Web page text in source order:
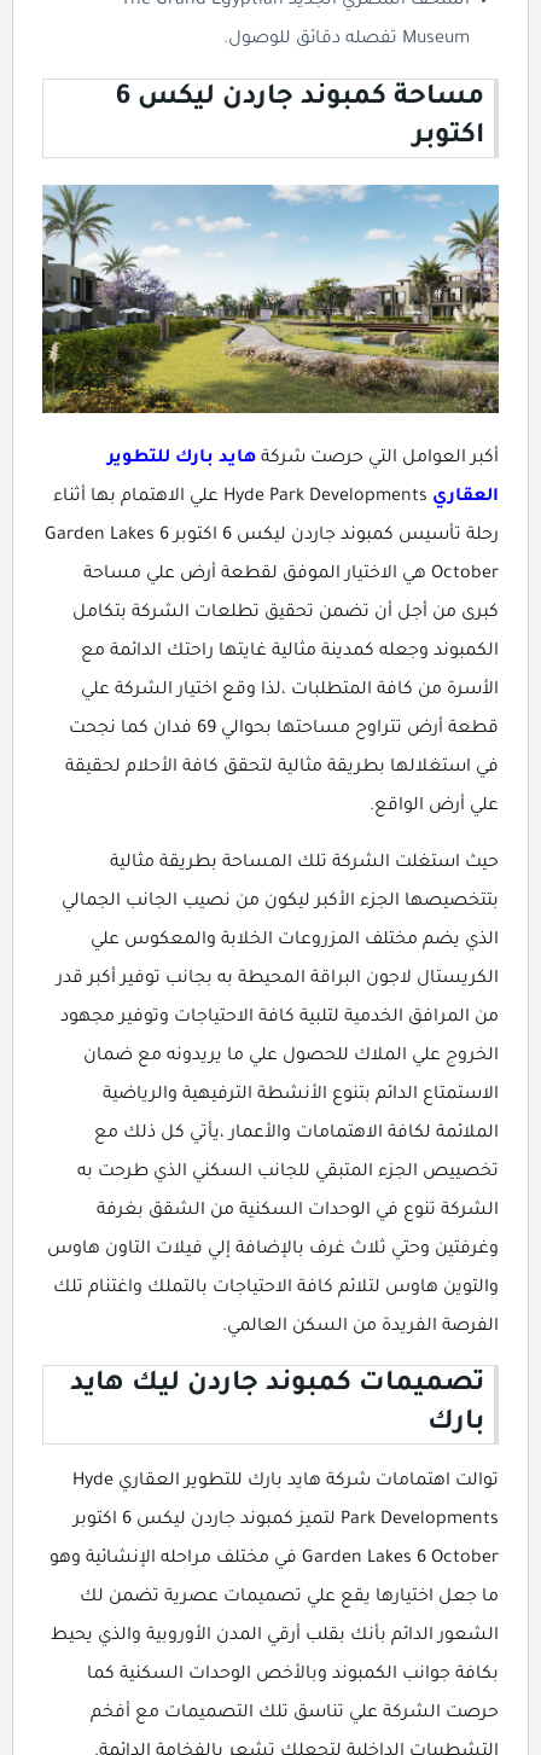
Museum تفصله دقائق للوصول.
مساحة كمبوند جاردن ليكس 6
اكتوبر
أكبر العوامل التي حرصت شركة هايد بارك للتطوير
العقاري
Hyde Park Developments علي الاهتمام بها أثناء
رحلة تأسيس كمبوند جاردن ليكس 6 اكتوبر Garden Lakes 6
October هي الاختيار الموفق لقطعة أرض علي مساحة
كبرى من أجل أن تضمن تحقيق تطلعات الشركة بتكامل
الكمبوند وجعله كمدينة مثالية غايتها راحتك الدائمة مع
الأسرة من كافة المتطلبات ،لذا وقع اختيار الشركة علي
قطعة أرض تتراوح مساحتها بحوالي 69 فدان كما نجحت
في استغلالها بطريقة مثالية لتحقق كافة الأحلام لحقيقة
علي أرض الواقع.
حيث استغلت الشركة تلك المساحة بطريقة مثالية
بتتخصيصها الجزء الأكبر ليكون من نصيب الجانب الجمالي
الذي يضم مختلف المزروعات الخلابة والمعكوس علي
الكريستال لاجون البراقة المحيطة به بجانب توفير أكبر قدر
من المرافق الخدمية لتلبية كافة الاحتياجات وتوفير مجهود
الخروج علي الملاك للحصول علي ما يريدونه مع ضمان
الاستمتاع الدائم بتنوع الأنشطة الترفيهية والرياضية
الملائمة لكافة الاهتمامات والأعمار ،يأتي كل ذلك مع
تخصييص الجزء المتبقي للجانب السكني الذي طرحت به
الشركة تنوع في الوحدات السكنية من الشقق بغرفة
وغرفتين وحتي ثلاث غرف بالإضافة إلي فيلات التاون هاوس
والتوين هاوس لتلائم كافة الاحتياجات بالتملك واغتنام تلك
الفرصة الفريدة من السكن العالمي.
تصميمات كمبوند جاردن ليك هايد
بارك
توالت اهتمامات شركة هايد بارك للتطوير العقاري Hyde
Park Developments لتميز كمبوند جاردن ليكس 6 اكتوبر
Garden Lakes 6 October في مختلف مراحله الإنشائية وهو
ما جعل اختيارها يقع علي تصميمات عصرية تضمن لك
الشعور الدائم بأنك بقلب أرقي المدن الأوروبية والذي يحيط
بكافة جوانب الكمبوند وبالأخص الوحدات السكنية كما
حرصت الشركة علي تناسق تلك التصميمات مع أفخم